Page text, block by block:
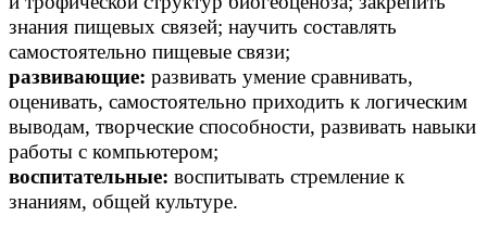
знания пищевых связей; научить составлять
самостоятельно пищевые связи;
развивающие: развивать умение сравнивать,
оценивать, самостоятельно приходить к логическим
выводам, творческие способности, развивать навыки
работы с компьютером;
воспитательные: воспитывать стремление к
знаниям, общей культуре.